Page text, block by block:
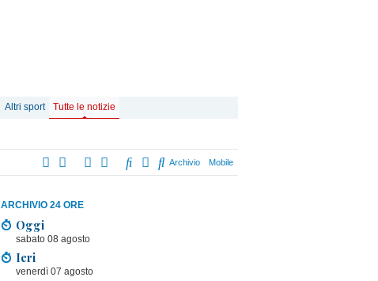
Altri sport
Tutte le notizie
Archivio Mobile
ARCHIVIO 24 ORE
Oggi
sabato 08 agosto
Ieri
venerdì 07 agosto